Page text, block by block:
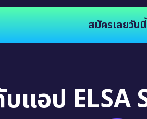
สมัครเลยวันนี้
แอป ELSA